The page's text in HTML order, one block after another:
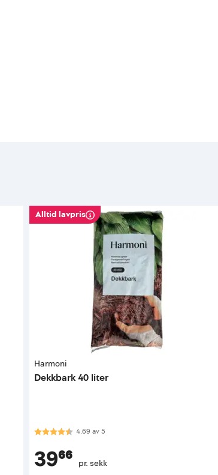
Alltid lavpris
Harmoni
Dekkbark 40 liter
Karakter:4.7 av 5 mulige
4.69 av5
39⁶⁶ pr. sekk